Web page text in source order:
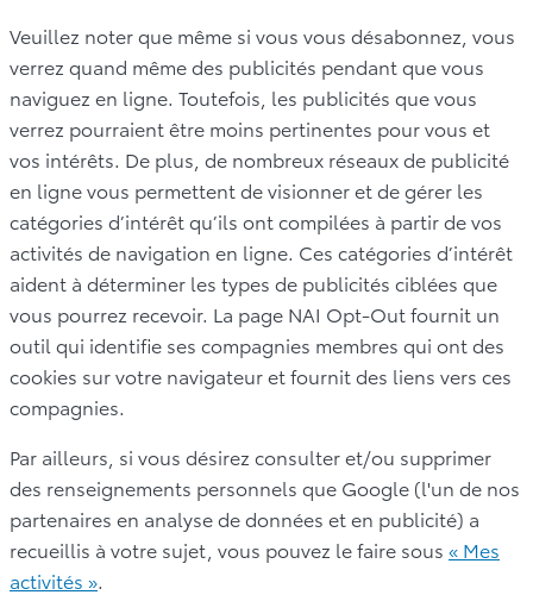
Veuillez noter que même si vous vous désabonnez, vous
verrez quand même des publicités pendant que vous
naviguez en ligne. Toutefois, les publicités que vous
verrez pourraient être moins pertinentes pour vous et
vos intérêts. De plus, de nombreux réseaux de publicité
en ligne vous permettent de visionner et de gérer les
catégories d’intérêt qu’ils ont compilées à partir de vos
activités de navigation en ligne. Ces catégories d’intérêt
aident à déterminer les types de publicités ciblées que
vous pourrez recevoir. La page NAI Opt-Out fournit un
outil qui identifie ses compagnies membres qui ont des
cookies sur votre navigateur et fournit des liens vers ces
compagnies.
Par ailleurs, si vous désirez consulter et/ou supprimer
des renseignements personnels que Google (l'un de nos
partenaires en analyse de données et en publicité) a
recueillis à votre sujet, vous pouvez le faire sous « Mes
activités »